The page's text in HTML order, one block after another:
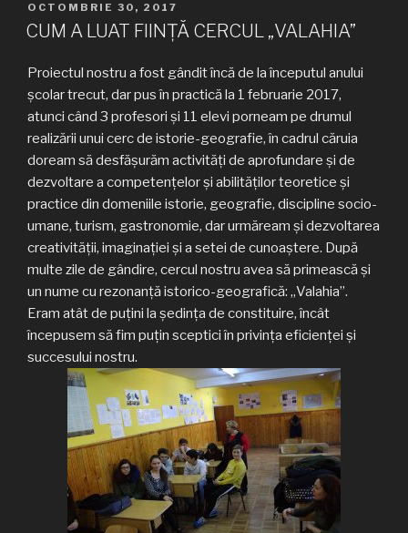
PUBLICAT
PE
OCTOMBRIE 30, 2017
CUM A LUAT FIINȚĂ CERCUL „VALAHIA”
Proiectul nostru a fost gândit încă de la începutul anului
școlar trecut, dar pus în practică la 1 februarie 2017,
atunci când 3 profesori și 11 elevi porneam pe drumul
realizării unui cerc de istorie-geografie, în cadrul căruia
doream să desfășurăm activităţi de aprofundare şi de
dezvoltare a competenţelor şi abilităţilor teoretice şi
practice din domeniile istorie, geografie, discipline socio-
umane, turism, gastronomie, dar urmăream și dezvoltarea
creativității, imaginației și a setei de cunoaștere. După
multe zile de gândire, cercul nostru avea să primească și
un nume cu rezonanță istorico-geografică: „Valahia”.
Eram atât de puțini la ședința de constituire, încât
începusem să fim puțin sceptici în privința eficienței și
succesului nostru.